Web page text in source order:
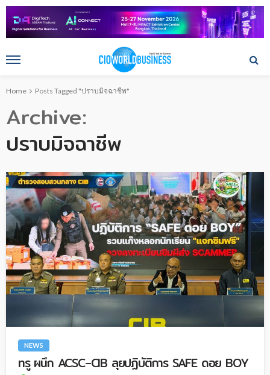
Home Posts Tagged "ปราบมิจฉาชีพ"
Archive
ปราบมิจฉาชีพ
NEWS
ทรู ผนึก ACSC–CIB ลุยปฏิบัติการ SAFE ดอย BOY